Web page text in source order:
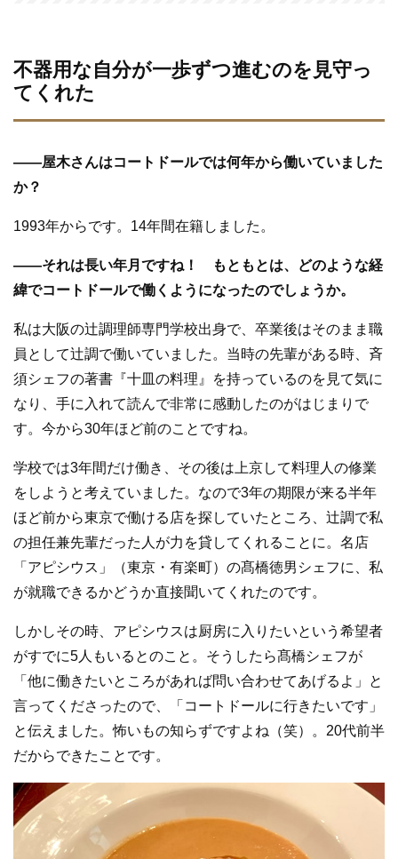
不器用な自分が一歩ずつ進むのを見守っ
てくれた
——屋木さんはコートドールでは何年から働いていました
か？
1993年からです。14年間在籍しました。
——それは長い年月ですね！ もともとは、どのような経
緯でコートドールで働くようになったのでしょうか。
私は大阪の辻調理師専門学校出身で、卒業後はそのまま職
員として辻調で働いていました。当時の先輩がある時、斉
須シェフの著書『十皿の料理』を持っているのを見て気に
なり、手に入れて読んで非常に感動したのがはじまりで
す。今から30年ほど前のことですね。
学校では3年間だけ働き、その後は上京して料理人の修業
をしようと考えていました。なので3年の期限が来る半年
ほど前から東京で働ける店を探していたところ、辻調で私
の担任兼先輩だった人が力を貸してくれることに。名店
「アピシウス」（東京・有楽町）の髙橋徳男シェフに、私
が就職できるかどうか直接聞いてくれたのです。
しかしその時、アピシウスは厨房に入りたいという希望者
がすでに5人もいるとのこと。そうしたら髙橋シェフが
「他に働きたいところがあれば問い合わせてあげるよ」と
言ってくださったので、「コートドールに行きたいです」
と伝えました。怖いもの知らずですよね（笑）。20代前半
だからできたことです。